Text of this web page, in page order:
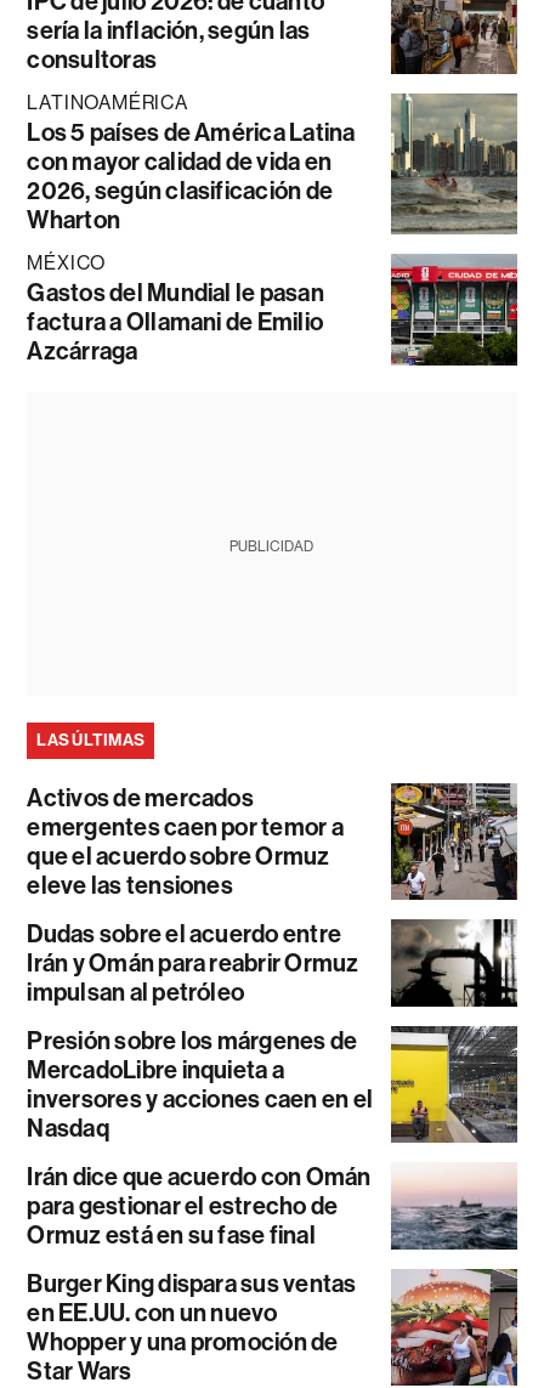
sería la inflación, según las
consultoras
LATINOAMÉRICA
Los 5 países de América Latina
con mayor calidad de vida en
2026, según clasificación de
Wharton
MÉXICO
Gastos del Mundial le pasan
factura a Ollamani de Emilio
Azcárraga
PUBLICIDAD
LAS ÚLTIMAS
Activos de mercados
emergentes caen por temor a
que el acuerdo sobre Ormuz
eleve las tensiones
Dudas sobre el acuerdo entre
Irán y Omán para reabrir Ormuz
impulsan al petróleo
Presión sobre los márgenes de
MercadoLibre inquieta a
inversores y acciones caen en el
Nasdaq
Irán dice que acuerdo con Omán
para gestionar el estrecho de
Ormuz está en su fase final
Burger King dispara sus ventas
en EE.UU. con un nuevo
Whopper y una promoción de
Star Wars